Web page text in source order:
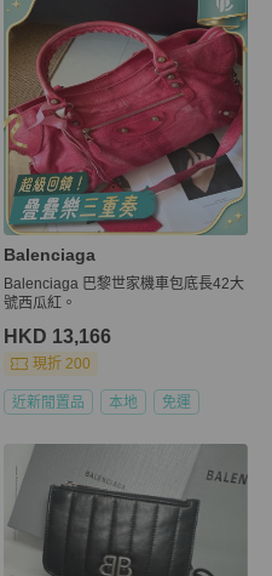
Balenciaga
Balenciaga 巴黎世家機車包底長42大
號西瓜紅。
HKD 13,166
現折 200
近新閒置品 本地 免運